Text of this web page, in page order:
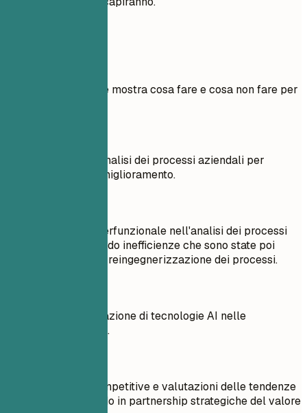
Esempio pratico che mostra cosa fare e cosa non fare per
Responsabile dell'analisi dei processi aziendali per
identificare aree di miglioramento.
Guidato un team interfunzionale nell'analisi dei processi
aziendali, identificando inefficienze che sono state poi
affrontate tramite la reingegnerizzazione dei processi.
Lavorato sull'integrazione di tecnologie AI nelle
operazioni aziendali.
Condotto analisi competitive e valutazioni delle tendenze
di mercato, risultando in partnership strategiche del valore